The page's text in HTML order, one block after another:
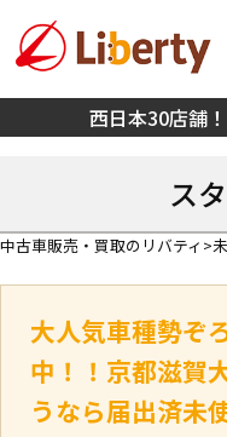
西日本30店舗
ス
中古車販売・買取のリバティ
大人気車種勢ぞ
中！！京都滋賀
うなら届出済未